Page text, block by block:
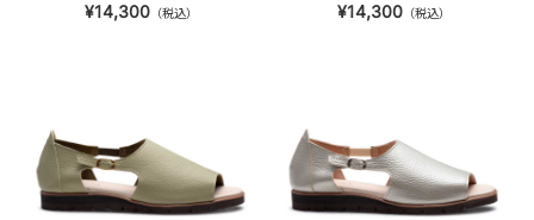
¥14,300（税込） ¥14,300（税込）